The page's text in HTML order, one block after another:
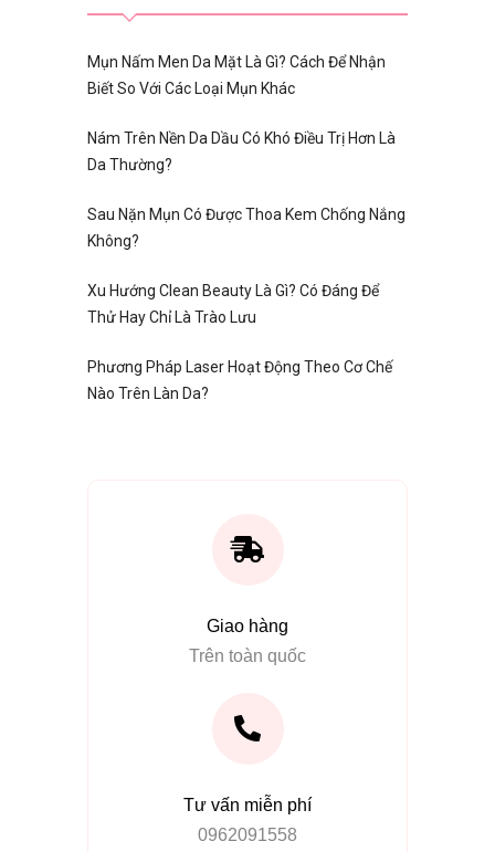
Mụn Nấm Men Da Mặt Là Gì? Cách Để Nhận
Biết So Với Các Loại Mụn Khác
Nám Trên Nền Da Dầu Có Khó Điều Trị Hơn Là
Da Thường?
Sau Nặn Mụn Có Được Thoa Kem Chống Nắng
Không?
Xu Hướng Clean Beauty Là Gì? Có Đáng Để
Thử Hay Chỉ Là Trào Lưu
Phương Pháp Laser Hoạt Động Theo Cơ Chế
Nào Trên Làn Da?
Giao hàng
Trên toàn quốc
Tư vấn miễn phí
0962091558